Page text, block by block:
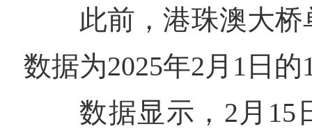
此前，港珠澳大
数据为2025年2月1日
数据显示，2月15